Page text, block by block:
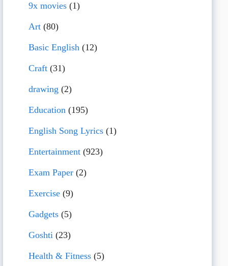
9x movies (1)
Art (80)
Basic English (12)
Craft (31)
drawing (2)
Education (195)
English Song Lyrics (1)
Entertainment (923)
Exam Paper (2)
Exercise (9)
Gadgets (5)
Goshti (23)
Health & Fitness (5)